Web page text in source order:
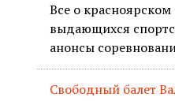
Все о
выдающихся
анонсы
Свободный балет